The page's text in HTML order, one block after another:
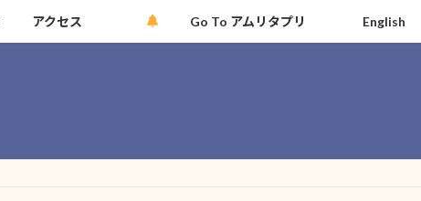
アクセス Go To アムリタプリ English